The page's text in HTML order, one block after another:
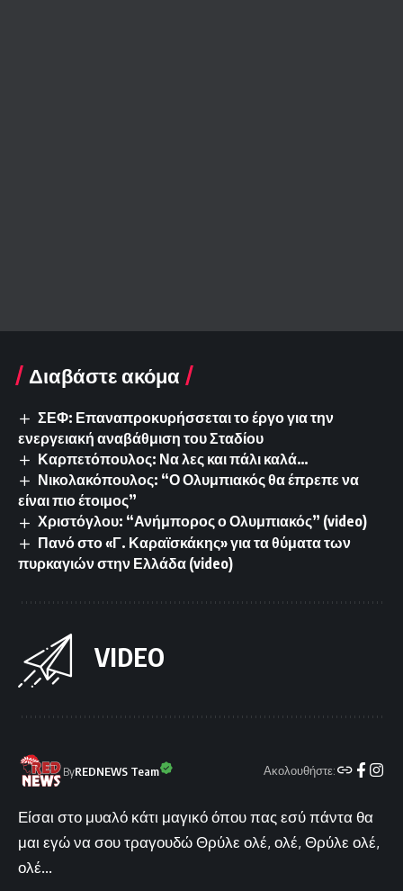
Διαβάστε ακόμα
ΣΕΦ: Επαναπροκυρήσσεται το έργο για την
ενεργειακή αναβάθμιση του Σταδίου
Καρπετόπουλος: Να λες και πάλι καλά…
Νικολακόπουλος: “Ο Ολυμπιακός θα έπρεπε να
είναι πιο έτοιμος”
Χριστόγλου: “Ανήμπορος ο Ολυμπιακός” (video)
Πανό στο «Γ. Καραϊσκάκης» για τα θύματα των
πυρκαγιών στην Ελλάδα (video)
VIDEO
ByREDNEWS Team Ακολουθήστε:
Είσαι στο μυαλό κάτι μαγικό όπου πας εσύ πάντα θα
μαι εγώ να σου τραγουδώ Θρύλε ολέ, ολέ, Θρύλε ολέ,
ολέ...